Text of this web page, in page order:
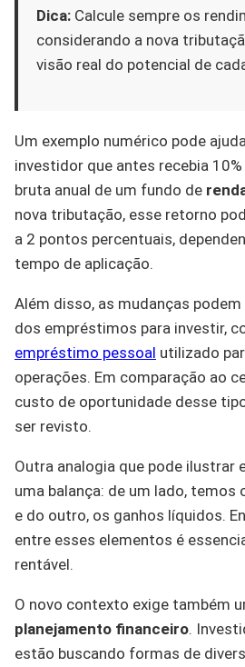
Dica: Calcule sempre os
considerando a nova
visão real do potencial de
Um exemplo numérico pode
investidor que antes recebia
bruta anual de um fundo de
nova tributação, esse retorno
a 2 pontos percentuais,
tempo de aplicação.
Além disso, as mudanças
dos empréstimos para investir,
empréstimo pessoal utilizado
operações. Em comparação ao
custo de oportunidade desse
ser revisto.
Outra analogia que pode ilustrar
uma balança: de um lado,
e do outro, os ganhos líquidos.
entre esses elementos é
rentável.
O novo contexto exige também
planejamento financeiro.
estão buscando formas de